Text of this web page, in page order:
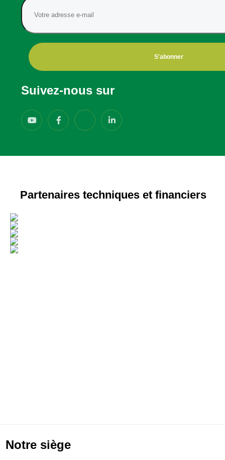
S'abonner
Suivez-nous sur
Partenaires techniques et financiers
Notre siège